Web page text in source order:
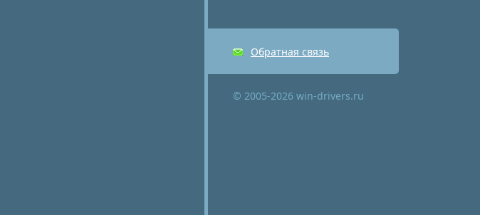
Обратная связь
© 2005-2026 win-drivers.ru